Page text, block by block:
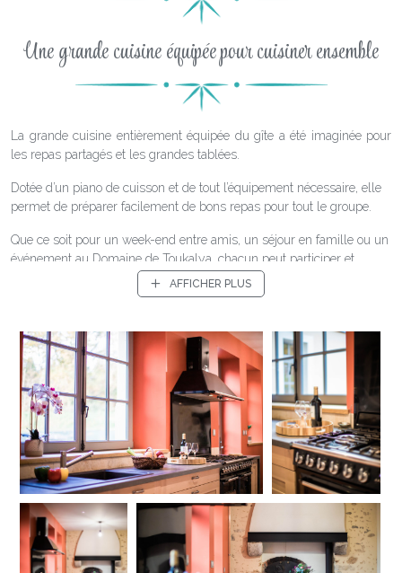
Une grande cuisine équipée pour cuisiner ensemble
La grande cuisine entièrement équipée du gîte a été imaginée pour
les repas partagés et les grandes tablées.
Dotée d’un piano de cuisson et de tout l’équipement nécessaire, elle
permet de préparer facilement de bons repas pour tout le groupe.
Que ce soit pour un week-end entre amis, un séjour en famille ou un
événement au Domaine de Toukalya, chacun peut participer et
retrouver le plaisir simple de cuisiner ensemble dans un espace
spacieux et fonctionnel.
Spacieuse et chaleureuse, avec son authentique four à pain, son
piano de cuisson, la cuisine du gîte est entièrement équipée :
cafetière expresso, lave-vaisselle, micro-onde...
AFFICHER PLUS